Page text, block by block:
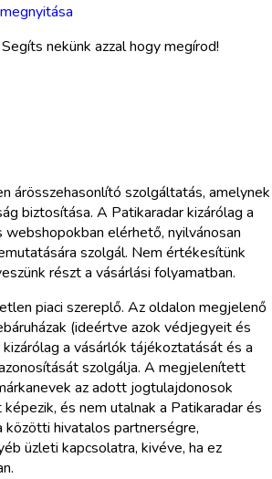
nekünk azzal hogy megírod!
árösszehasonlító szolgáltatás, amelynek
biztosítása. A Patikaradar kizárólag a
elérhető, nyilvánosan
szolgál. Nem értékesítünk
részt a vásárlási folyamatban.
piaci szereplő. Az oldalon megjelenő
(ideértve azok védjegyeit és
a vásárlók tájékoztatását és a
szolgálja. A megjelenített
az adott jogtulajdonosok
és nem utalnak a Patikaradar és
hivatalos partnerségre,
üzleti kapcsolatra, kivéve, ha ez